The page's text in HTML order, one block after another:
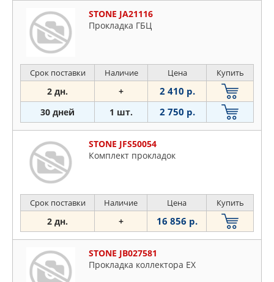
STONE JA21116
Прокладка ГБЦ
Срок поставки Наличие Цена Купить
2 дн. + 2 410 р.
30 дней 1 шт. 2 750 р.
STONE JFS50054
Комплект прокладок
Срок поставки Наличие Цена Купить
2 дн. + 16 856 р.
STONE JB027581
Прокладка коллектора EX